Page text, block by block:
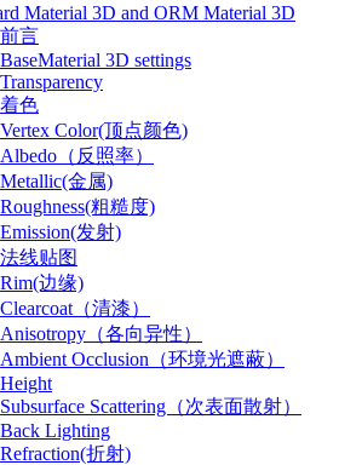
Material 3D and ORM Material 3D
前言
BaseMaterial 3D settings
Transparency
着色
Vertex Color(顶点颜色)
Albedo（反照率）
Metallic(金属)
Roughness(粗糙度)
Emission(发射)
法线贴图
Rim(边缘)
Clearcoat（清漆）
Anisotropy（各向异性）
Ambient Occlusion（环境光遮蔽）
Height
Subsurface Scattering（次表面散射）
Back Lighting
Refraction(折射)